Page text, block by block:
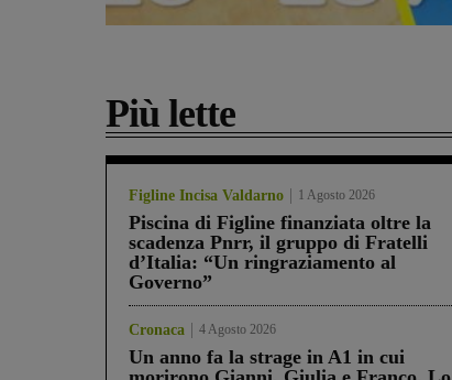
Più lette
Figline Incisa Valdarno 1 Agosto 2026
Piscina di Figline finanziata oltre la
scadenza Pnrr, il gruppo di Fratelli
d’Italia: “Un ringraziamento al
Governo”
Cronaca 4 Agosto 2026
Un anno fa la strage in A1 in cui